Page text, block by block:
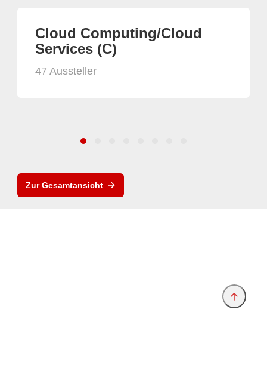
Cloud Computing/Cloud
Services (C)
47 Aussteller
Zur Gesamtansicht